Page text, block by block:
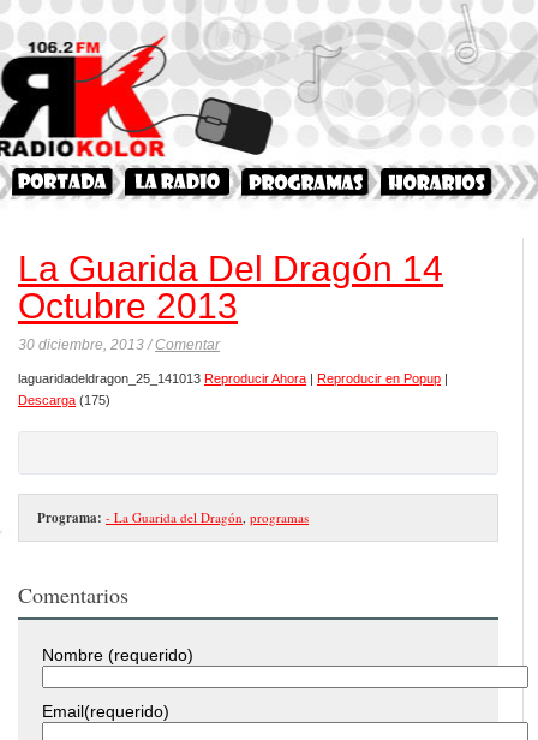
La Guarida Del Dragón 14
Octubre 2013
30 diciembre, 2013 /Comentar
laguaridadeldragon_25_141013 Reproducir Ahora | Reproducir en Popup |
Descarga (175)
Programa: - La Guarida del Dragón, programas
Comentarios
Nombre (requerido)
Email(requerido)